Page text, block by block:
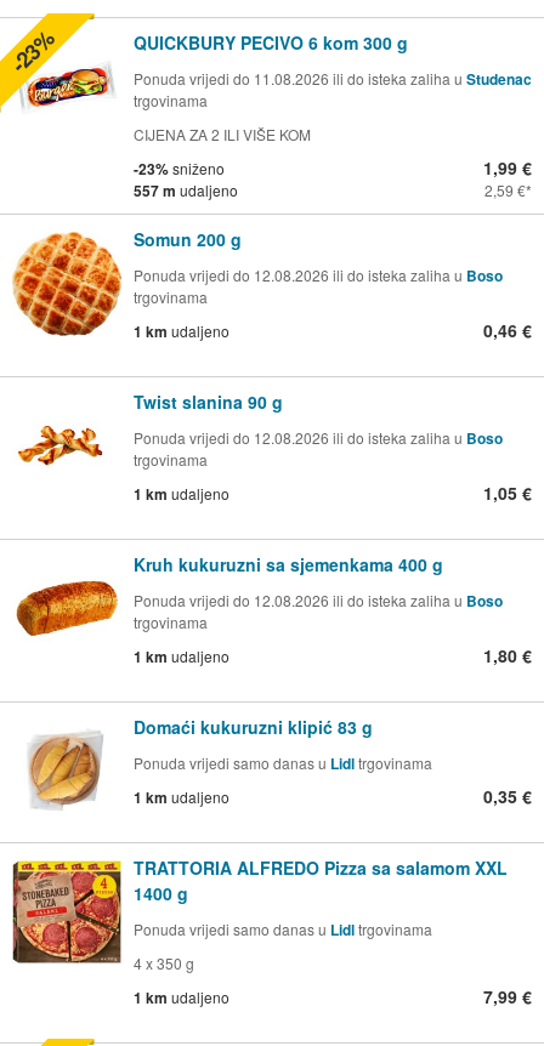
QUICKBURY PECIVO 6 kom 300 g
Ponuda vrijedi do 11.08.2026 ili do isteka zaliha u Studenac
trgovinama
CIJENA ZA 2 ILI VIŠE KOM
-23%sniženo
557 m udaljeno
1,99 €
2,59 €
-23%
Somun 200 g
Ponuda vrijedi do 12.08.2026 ili do isteka zaliha u Boso
trgovinama
1 km udaljeno 0,46 €
Twist slanina 90 g
Ponuda vrijedi do 12.08.2026 ili do isteka zaliha u Boso
trgovinama
1 km udaljeno 1,05 €
Kruh kukuruzni sa sjemenkama 400 g
Ponuda vrijedi do 12.08.2026 ili do isteka zaliha u Boso
trgovinama
1 km udaljeno 1,80 €
Domaći kukuruzni klipić 83 g
Ponuda vrijedi samo danas u Lidltrgovinama
1 km udaljeno 0,35 €
TRATTORIA ALFREDO Pizza sa salamom XXL
1400 g
Ponuda vrijedi samo danas u Lidltrgovinama
4 x 350 g
1 km udaljeno 7,99 €